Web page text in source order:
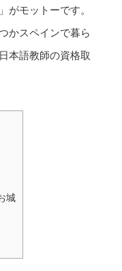
がモットーです。
かスペインで暮ら
本語教師の資格取
城